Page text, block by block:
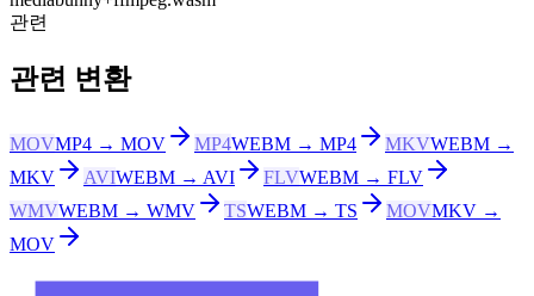
관련
관련 변환
MOVMP4 → MOV MP4WEBM → MP4 MKVWEBM →
MKV
AVIWEBM → AVI FLVWEBM → FLV
WMVWEBM → WMV TSWEBM → TS MOVMKV →
MOV